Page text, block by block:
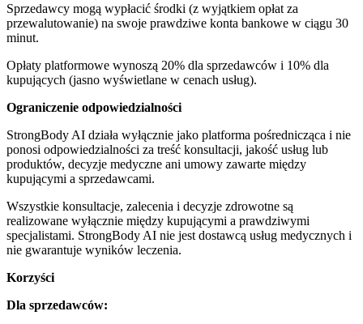
Sprzedawcy mogą wypłacić środki (z wyjątkiem opłat za
przewalutowanie) na swoje prawdziwe konta bankowe w ciągu 30
minut.
Opłaty platformowe wynoszą 20% dla sprzedawców i 10% dla
kupujących (jasno wyświetlane w cenach usług).
Ograniczenie odpowiedzialności
StrongBody AI działa wyłącznie jako platforma pośrednicząca i nie
ponosi odpowiedzialności za treść konsultacji, jakość usług lub
produktów, decyzje medyczne ani umowy zawarte między
kupującymi a sprzedawcami.
Wszystkie konsultacje, zalecenia i decyzje zdrowotne są
realizowane wyłącznie między kupującymi a prawdziwymi
specjalistami. StrongBody AI nie jest dostawcą usług medycznych i
nie gwarantuje wyników leczenia.
Korzyści
Dla sprzedawców: